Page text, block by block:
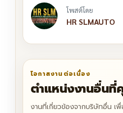
โพสต์โดย
HR SLMAUTO
โอกาสงานต่อเนื่อง
ตำแหน่งงานอื่นที่
งานที่เกี่ยวข้องจากบริษัทอื่น เ